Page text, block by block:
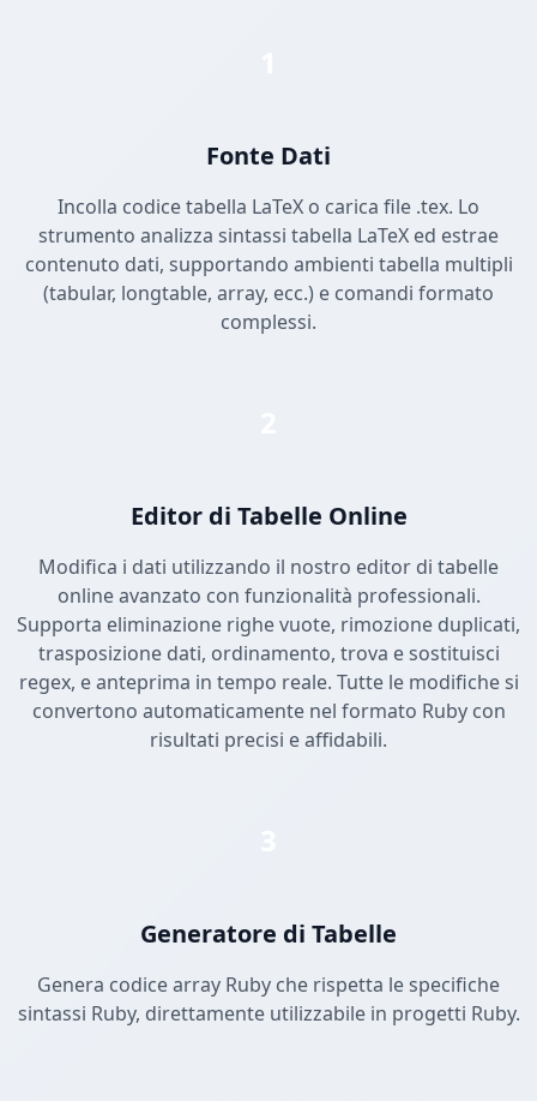
Fonte Dati
Incolla codice tabella LaTeX o carica file .tex. Lo
strumento analizza sintassi tabella LaTeX ed estrae
contenuto dati, supportando ambienti tabella multipli
(tabular, longtable, array, ecc.) e comandi formato
complessi.
Editor di Tabelle Online
Modifica i dati utilizzando il nostro editor di tabelle
online avanzato con funzionalità professionali.
Supporta eliminazione righe vuote, rimozione duplicati,
trasposizione dati, ordinamento, trova e sostituisci
regex, e anteprima in tempo reale. Tutte le modifiche si
convertono automaticamente nel formato Ruby con
risultati precisi e affidabili.
Generatore di Tabelle
Genera codice array Ruby che rispetta le specifiche
sintassi Ruby, direttamente utilizzabile in progetti Ruby.